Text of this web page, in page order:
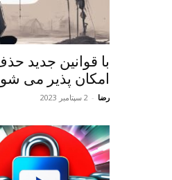
با قوانین جدید
امکان پذیر می
رضا - 2 سپتامبر 2023